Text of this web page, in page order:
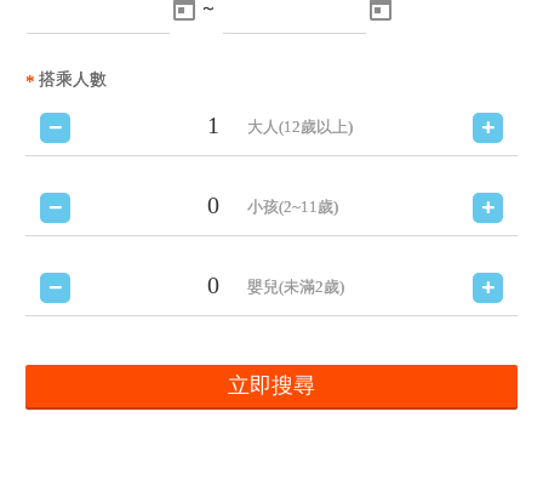
～
* 搭乘人數
大人(12歲以上)
小孩(2~11歲)
嬰兒(未滿2歲)
立即搜尋